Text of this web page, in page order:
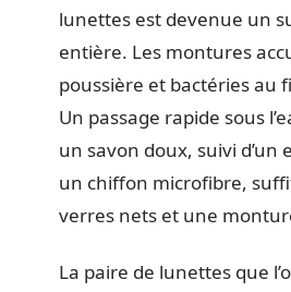
lunettes est devenue un
entière. Les montures
poussière et bactéries au
Un passage rapide sous
un savon doux, suivi d’un
un chiffon microfibre,
verres nets et une
La paire de lunettes que